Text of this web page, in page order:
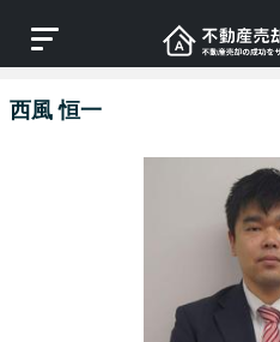
西風 恒一